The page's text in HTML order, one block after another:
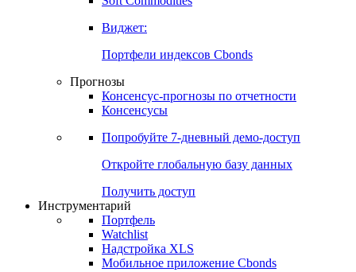
Виджет:
Портфели индексов Cbonds
Прогнозы
Консенсус-прогнозы по отчетности
Консенсусы
Попробуйте 7-дневный демо-доступ
Откройте глобальную базу данных
Получить доступ
Инструментарий
Портфель
Watchlist
Надстройка XLS
Мобильное приложение Cbonds